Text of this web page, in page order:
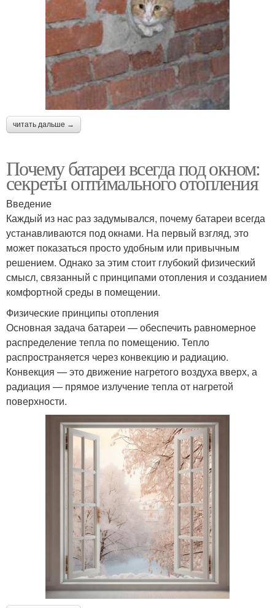
читать дальше →
Почему батареи всегда под окном:
секреты оптимального отопления
Введение
Каждый из нас раз задумывался, почему батареи всегда
устанавливаются под окнами. На первый взгляд, это
может показаться просто удобным или привычным
решением. Однако за этим стоит глубокий физический
смысл, связанный с принципами отопления и созданием
комфортной среды в помещении.
Физические принципы отопления
Основная задача батареи — обеспечить равномерное
распределение тепла по помещению. Тепло
распространяется через конвекцию и радиацию.
Конвекция — это движение нагретого воздуха вверх, а
радиация — прямое излучение тепла от нагретой
поверхности.